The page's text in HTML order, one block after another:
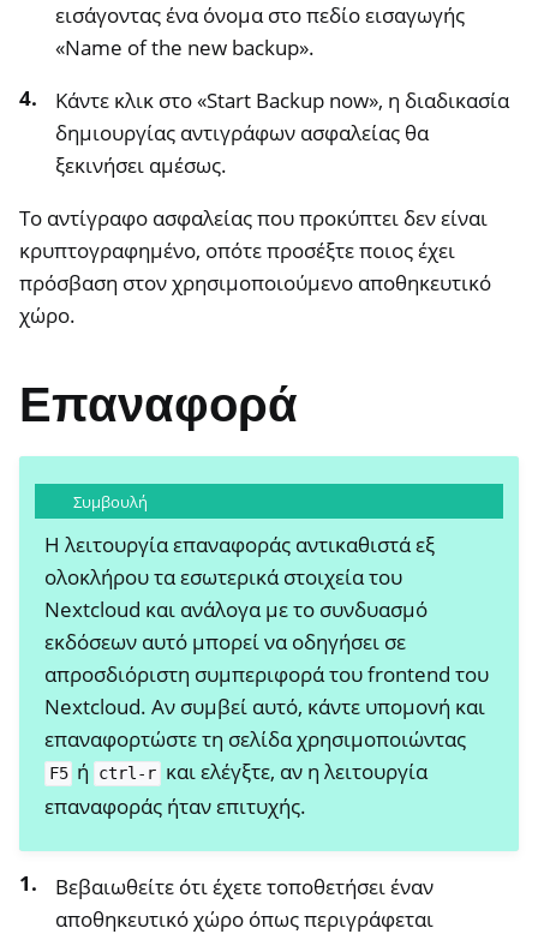
εισάγοντας ένα όνομα στο πεδίο εισαγωγής
«Name of the new backup».
Κάντε κλικ στο «Start Backup now», η διαδικασία
δημιουργίας αντιγράφων ασφαλείας θα
ξεκινήσει αμέσως.
Το αντίγραφο ασφαλείας που προκύπτει δεν είναι
κρυπτογραφημένο, οπότε προσέξτε ποιος έχει
πρόσβαση στον χρησιμοποιούμενο αποθηκευτικό
χώρο.
Επαναφορά
Συμβουλή
Η λειτουργία επαναφοράς αντικαθιστά εξ
ολοκλήρου τα εσωτερικά στοιχεία του
Nextcloud και ανάλογα με το συνδυασμό
εκδόσεων αυτό μπορεί να οδηγήσει σε
απροσδιόριστη συμπεριφορά του frontend του
Nextcloud. Αν συμβεί αυτό, κάντε υπομονή και
επαναφορτώστε τη σελίδα χρησιμοποιώντας
F5 ή ctrl-r και ελέγξτε, αν η λειτουργία
επαναφοράς ήταν επιτυχής.
Βεβαιωθείτε ότι έχετε τοποθετήσει έναν
αποθηκευτικό χώρο όπως περιγράφεται